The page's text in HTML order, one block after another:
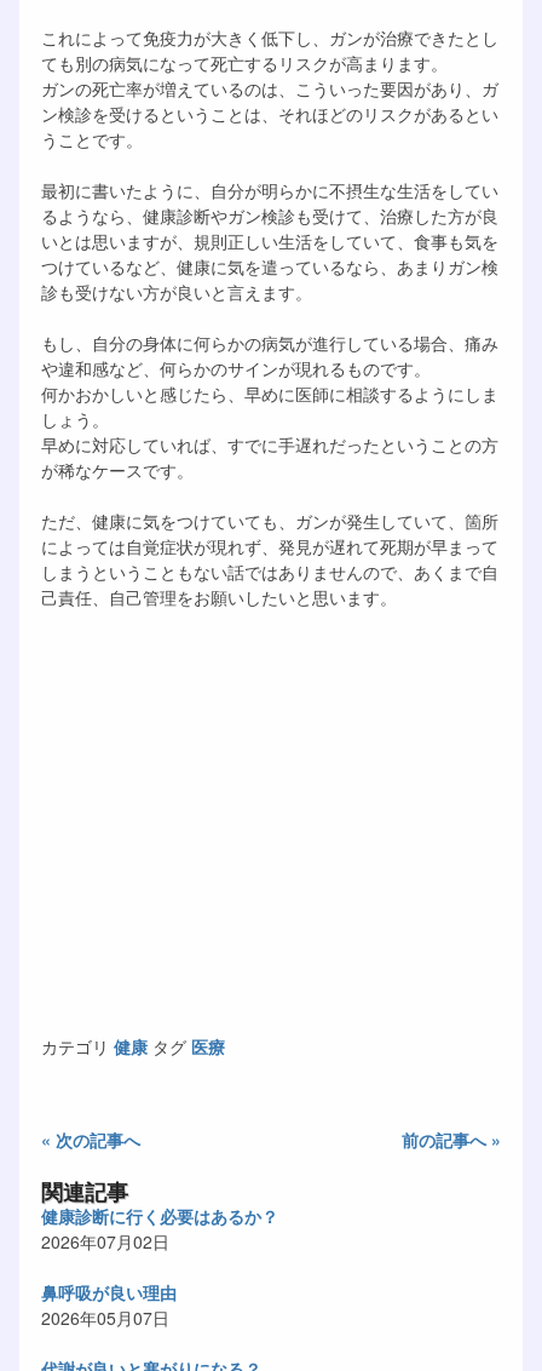
これによって免疫力が大きく低下し、ガンが治療できたとし
ても別の病気になって死亡するリスクが高まります。
ガンの死亡率が増えているのは、こういった要因があり、ガ
ン検診を受けるということは、それほどのリスクがあるとい
うことです。
最初に書いたように、自分が明らかに不摂生な生活をしてい
るようなら、健康診断やガン検診も受けて、治療した方が良
いとは思いますが、規則正しい生活をしていて、食事も気を
つけているなど、健康に気を遣っているなら、あまりガン検
診も受けない方が良いと言えます。
もし、自分の身体に何らかの病気が進行している場合、痛み
や違和感など、何らかのサインが現れるものです。
何かおかしいと感じたら、早めに医師に相談するようにしま
しょう。
早めに対応していれば、すでに手遅れだったということの方
が稀なケースです。
ただ、健康に気をつけていても、ガンが発生していて、箇所
によっては自覚症状が現れず、発見が遅れて死期が早まって
しまうということもない話ではありませんので、あくまで自
己責任、自己管理をお願いしたいと思います。
カテゴリ 健康 タグ 医療
« 次の記事へ 前の記事へ »
関連記事
健康診断に行く必要はあるか？
2026年07月02日
鼻呼吸が良い理由
2026年05月07日